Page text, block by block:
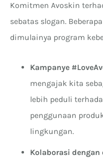
Komitmen Avoskin
sebatas slogan.
dimulainya program
Kampanye
mengajak kita
lebih peduli
penggunaan
lingkungan.
Kolaborasi